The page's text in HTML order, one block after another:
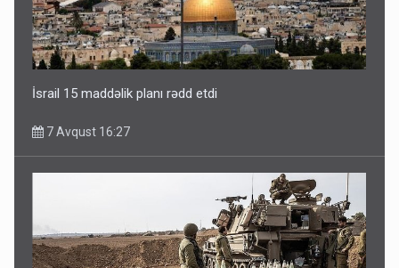
İsrail 15 maddəlik planı rədd etdi
7 Avqust 16:27